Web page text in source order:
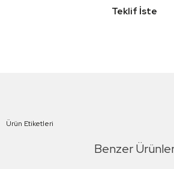
Teklif İste
Ürün Etiketleri
Benzer